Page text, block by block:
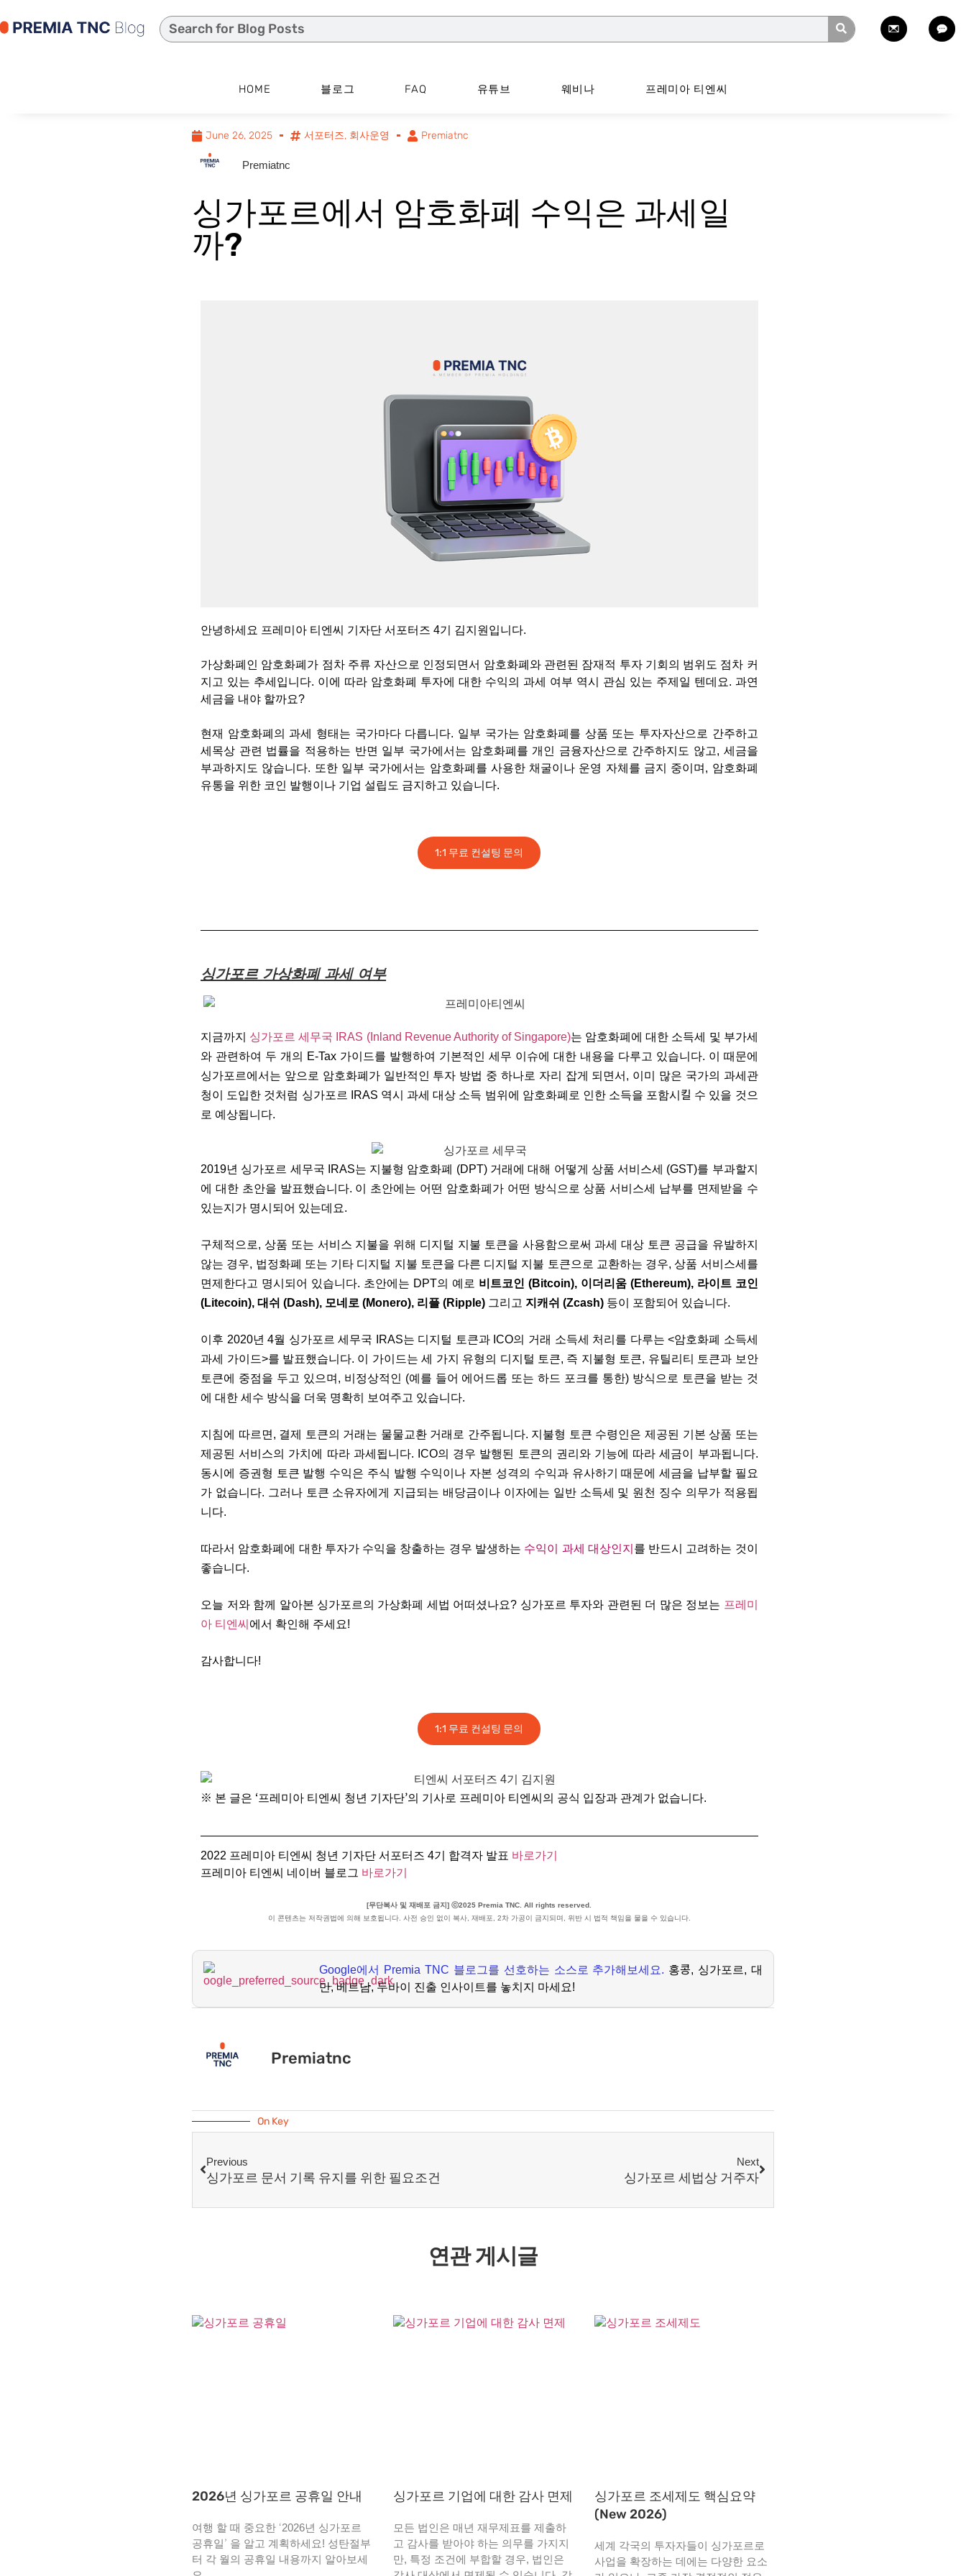
HOME 블로그 FAQ 유튜브 웨비나 프레미아 티엔씨
June 26, 2025 서포터즈, 회사운영 Premiatnc
Premiatnc
싱가포르에서 암호화폐 수익은 과세일
까?
안녕하세요 프레미아 티엔씨 기자단 서포터즈 4기 김지원입니다.
가상화폐인 암호화폐가 점차 주류 자산으로 인정되면서 암호화폐와 관련된 잠재적 투자 기회의 범위도 점차 커
지고 있는 추세입니다. 이에 따라 암호화폐 투자에 대한 수익의 과세 여부 역시 관심 있는 주제일 텐데요. 과연
세금을 내야 할까요?
현재 암호화폐의 과세 형태는 국가마다 다릅니다. 일부 국가는 암호화폐를 상품 또는 투자자산으로 간주하고
세목상 관련 법률을 적용하는 반면 일부 국가에서는 암호화폐를 개인 금융자산으로 간주하지도 않고, 세금을
부과하지도 않습니다. 또한 일부 국가에서는 암호화폐를 사용한 채굴이나 운영 자체를 금지 중이며, 암호화폐
유통을 위한 코인 발행이나 기업 설립도 금지하고 있습니다.
1:1 무료 컨설팅 문의
싱가포르 가상화폐 과세 여부
지금까지 싱가포르 세무국 IRAS (Inland Revenue Authority of Singapore)는 암호화폐에 대한 소득세 및 부가세
와 관련하여 두 개의
E-Tax 가이드를 발행하여 기본적인 세무 이슈에 대한 내용을 다루고 있습니다. 이 때문에
싱가포르에서는 앞으로 암호화폐가 일반적인 투자 방법 중 하나로 자리 잡게 되면서, 이미 많은 국가의 과세관
청이 도입한 것처럼 싱가포르 IRAS 역시 과세 대상 소득 범위에 암호화폐로 인한 소득을 포함시킬 수 있을 것으
로 예상됩니다.
2019년 싱가포르 세무국 IRAS는 지불형 암호화폐 (DPT) 거래에 대해 어떻게 상품 서비스세 (GST)를 부과할지
에 대한 초안을 발표했습니다. 이 초안에는 어떤 암호화폐가 어떤 방식으로 상품 서비스세 납부를 면제받을 수
있는지가 명시되어 있는데요.
구체적으로, 상품 또는 서비스 지불을 위해 디지털 지불 토큰을 사용함으로써 과세 대상 토큰 공급을 유발하지
않는 경우, 법정화폐 또는 기타 디지털 지불 토큰을 다른 디지털 지불 토큰으로 교환하는 경우,상품 서비스세를
면제한다고 명시되어 있습니다. 초안에는 DPT의 예로 비트코인 (Bitcoin), 이더리움 (Ethereum), 라이트 코인
(Litecoin), 대쉬 (Dash), 모네로 (Monero), 리플 (Ripple) 그리고 지캐쉬 (Zcash) 등이 포함되어 있습니다.
이후 2020년 4월 싱가포르 세무국 IRAS는 디지털 토큰과 ICO의 거래 소득세 처리를 다루는<암호화폐 소득세
과세 가이드>를 발표했습니다. 이 가이드는 세 가지 유형의 디지털 토큰, 즉 지불형 토큰, 유틸리티 토큰과 보안
토큰에 중점을 두고 있으며, 비정상적인 (예를 들어 에어드롭 또는 하드 포크를 통한) 방식으로 토큰을 받는 것
에 대한 세수 방식을 더욱 명확히 보여주고 있습니다.
지침에 따르면, 결제 토큰의 거래는 물물교환 거래로 간주됩니다. 지불형 토큰 수령인은 제공된 기본 상품 또는
제공된 서비스의 가치에 따라 과세됩니다. ICO의 경우 발행된 토큰의 권리와 기능에 따라 세금이 부과됩니다.
동시에 증권형 토큰 발행 수익은 주식 발행 수익이나 자본 성격의 수익과 유사하기 때문에 세금을 납부할 필요
가 없습니다. 그러나 토큰 소유자에게 지급되는 배당금이나 이자에는 일반 소득세 및 원천 징수 의무가 적용됩
니다.
따라서 암호화폐에 대한 투자가 수익을 창출하는 경우 발생하는 수익이 과세 대상인지 를 반드시 고려하는 것이
좋습니다.
오늘 저와 함께 알아본 싱가포르의 가상화폐 세법 어떠셨나요? 싱가포르 투자와 관련된 더 많은 정보는 프레미
아 티엔씨 에서 확인해 주세요!
감사합니다!
1:1 무료 컨설팅 문의
※ 본 글은 ‘프레미아 티엔씨 청년 기자단’의 기사로 프레미아 티엔씨의 공식 입장과 관계가 없습니다.
2022 프레미아 티엔씨 청년 기자단 서포터즈 4기 합격자 발표 바로가기
프레미아 티엔씨 네이버 블로그 바로가기
[무단복사 및 재배포 금지] ⓒ2025 Premia TNC. All rights reserved.
이 콘텐츠는 저작권법에 의해 보호됩니다. 사전 승인 없이 복사, 재배포, 2차 가공이 금지되며, 위반 시 법적 책임을 물을 수 있습니다.
Google에서 Premia TNC 블로그를 선호하는 소스로 추가해보세요. 홍콩, 싱가포르,대
만,베트남,두바이 진출 인사이트를 놓치지 마세요!
Premiatnc
On Key
Previous
싱가포르 문서 기록 유지를 위한 필요조건
Next
싱가포르 세법상 거주자
연관 게시글
2026년 싱가포르 공휴일 안내
여행 할 때 중요한 ‘2026년 싱가포르
공휴일’ 을 알고 계획하세요! 성탄절부
터 각 월의 공휴일 내용까지 알아보세
싱가포르 기업에 대한 감사 면제
모든 법인은 매년 재무제표를 제출하
고 감사를 받아야 하는 의무를 가지지
만, 특정 조건에 부합할 경우, 법인은
싱가포르 조세제도 핵심요약
(New 2026)
세계 각국의 투자자들이 싱가포르로
사업을 확장하는 데에는 다양한 요소